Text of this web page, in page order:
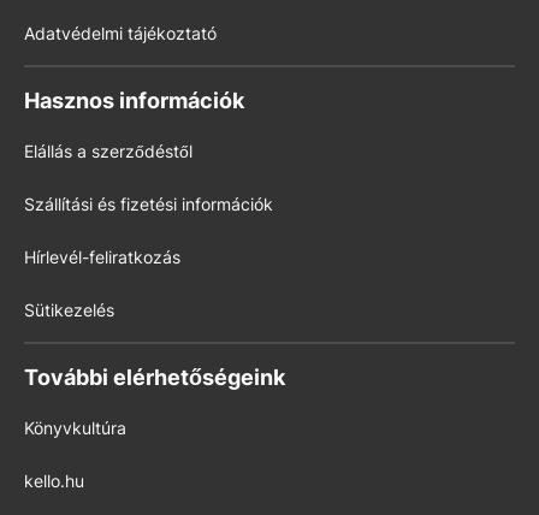
Adatvédelmi tájékoztató
Hasznos információk
Elállás a szerződéstől
Szállítási és fizetési információk
Hírlevél-feliratkozás
Sütikezelés
További elérhetőségeink
Könyvkultúra
kello.hu